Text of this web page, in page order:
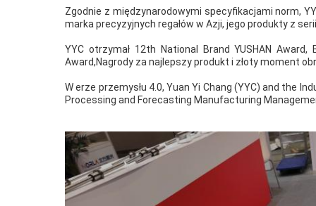
Zgodnie z międzynarodowymi specyfikacjami norm,
marka precyzyjnych regałów w Azji, jego produkty z
YYC otrzymał 12th National Brand YUSHAN
Award,Nagrody za najlepszy produkt i złoty moment
W erze przemysłu 4.0, Yuan Yi Chang (YYC) and the
Processing and Forecasting Manufacturing